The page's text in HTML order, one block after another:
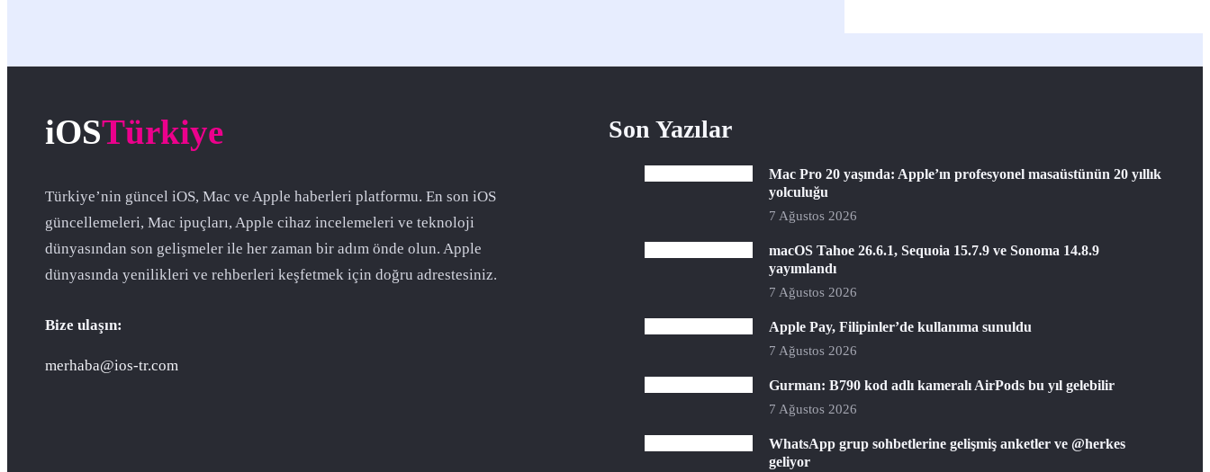
iOSTürkiye
Türkiye’nin güncel iOS, Mac ve Apple haberleri platformu. En son iOS
güncellemeleri, Mac ipuçları, Apple cihaz incelemeleri ve teknoloji
dünyasından son gelişmeler ile her zaman bir adım önde olun. Apple
dünyasında yenilikleri ve rehberleri keşfetmek için doğru adrestesiniz.
Bize ulaşın:
merhaba@ios-tr.com
Son Yazılar
Mac Pro 20 yaşında: Apple’ın profesyonel masaüstünün 20 yıllık
yolculuğu
7 Ağustos 2026
macOS Tahoe 26.6.1, Sequoia 15.7.9 ve Sonoma 14.8.9
yayımlandı
7 Ağustos 2026
Apple Pay, Filipinler’de kullanıma sunuldu
7 Ağustos 2026
Gurman: B790 kod adlı kameralı AirPods bu yıl gelebilir
7 Ağustos 2026
WhatsApp grup sohbetlerine gelişmiş anketler ve @herkes
geliyor